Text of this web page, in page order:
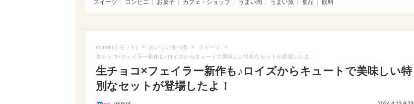
スイーツ コンビニ お菓子 カフェ・ショップ うまい肉 うまい魚 食品 飲料
mimot.(ミモット) > おいしい食べ物 > スイーツ >
生チョコ×フェイラー新作も♪ロイズからキュートで美味しい特別なセットが登場したよ！
生チョコ×フェイラー新作も♪ロイズからキュートで美味しい特
別なセットが登場したよ！